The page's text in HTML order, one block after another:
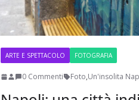
ARTE E SPETTACOLO FOTOGRAFIA
0 Commenti Foto,Un'insolita